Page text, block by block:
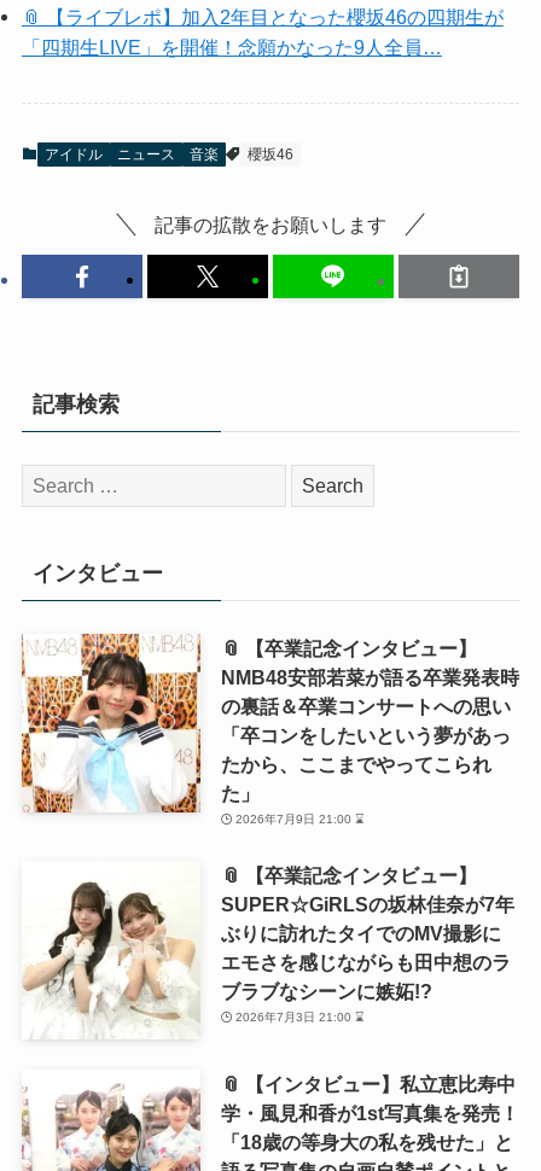
📎 【ライブレポ】加入2年目となった櫻坂46の四期生が
「四期生LIVE」を開催！念願かなった9人全員…
アイドル ニュース 音楽 櫻坂46
記事の拡散をお願いします
記事検索
検
索:
インタビュー
📎 【卒業記念インタビュー】
NMB48安部若菜が語る卒業発表時
の裏話＆卒業コンサートへの思い
「卒コンをしたいという夢があっ
たから、ここまでやってこられ
た」
2026年7月9日 21:00 ⌛
📎 【卒業記念インタビュー】
SUPER☆GiRLSの坂林佳奈が7年
ぶりに訪れたタイでのMV撮影に
エモさを感じながらも田中想のラ
ブラブなシーンに嫉妬!?
2026年7月3日 21:00 ⌛
📎 【インタビュー】私立恵比寿中
学・風見和香が1st写真集を発売！
「18歳の等身大の私を残せた」と